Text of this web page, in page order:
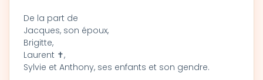
De la part de
Jacques, son époux,
Brigitte,
Laurent ✝,
Sylvie et Anthony, ses enfants et son gendre.